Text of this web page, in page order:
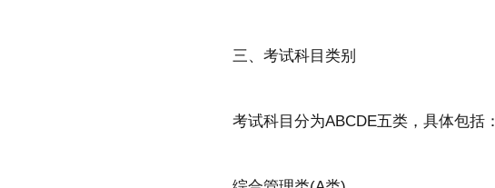
三、考试科目类别
考试科目分为ABCDE五类，具体包括：